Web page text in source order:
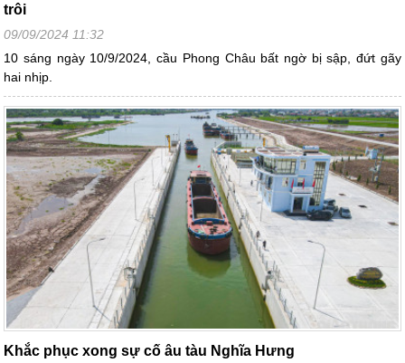
trôi
09/09/2024 11:32
10 sáng ngày 10/9/2024, cầu Phong Châu bất ngờ bị sập, đứt gãy
hai nhịp.
Khắc phục xong sự cố âu tàu Nghĩa Hưng